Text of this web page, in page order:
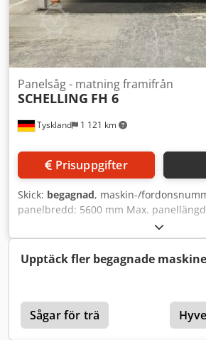
Tyskland 1 121 km
Panelsåg - matning framifrån
SCHELLING FH 6
Prisuppgifter
Skick: begagnad, maskin-/
panelbredd: 5600 mm Max.
Ajy Stwgjhiorf Max. utsprång för
Antal spännchuckar: 11
Upptäck fler begagnade
Sågar för trä